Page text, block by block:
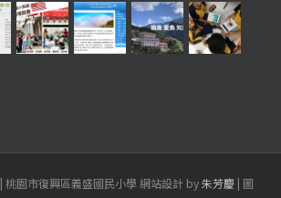
| 桃園市復興區義盛國民小學 網站設計 by朱芳慶 | 圖